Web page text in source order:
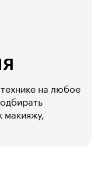
на любое
макияжу,